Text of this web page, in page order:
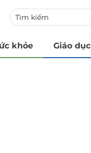
khỏe Giáo dục